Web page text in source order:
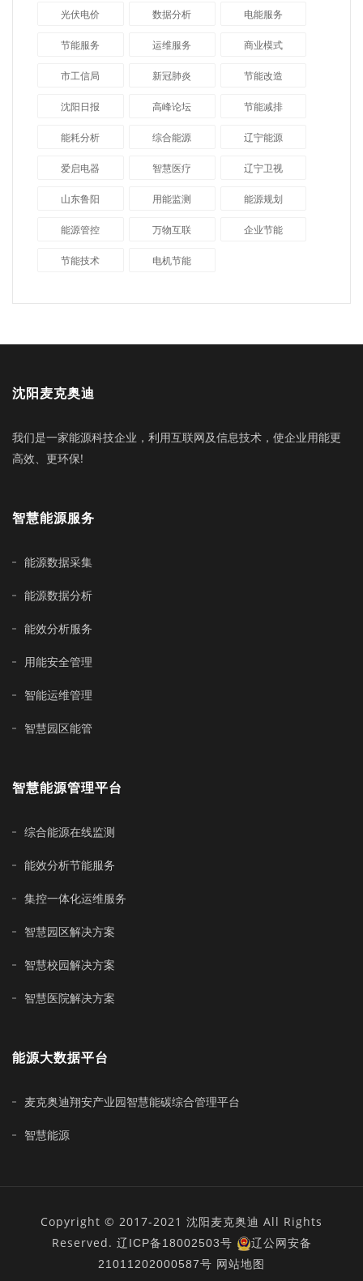
光伏电价 数据分析 电能服务
节能服务 运维服务 商业模式
市工信局 新冠肺炎 节能改造
沈阳日报 高峰论坛 节能减排
能耗分析 综合能源 辽宁能源
爱启电器 智慧医疗 辽宁卫视
山东鲁阳 用能监测 能源规划
能源管控 万物互联 企业节能
节能技术 电机节能
沈阳麦克奥迪
我们是一家能源科技企业，利用互联网及信息技术，使企业用能更
高效、更环保!
智慧能源服务
能源数据采集
能源数据分析
能效分析服务
用能安全管理
智能运维管理
智慧园区能管
智慧能源管理平台
综合能源在线监测
能效分析节能服务
集控一体化运维服务
智慧园区解决方案
智慧校园解决方案
智慧医院解决方案
能源大数据平台
麦克奥迪翔安产业园智慧能碳综合管理平台
智慧能源
Copyright © 2017-2021 沈阳麦克奥迪 All Rights
Reserved. 辽ICP备18002503号
辽公网安备
21011202000587号 网站地图